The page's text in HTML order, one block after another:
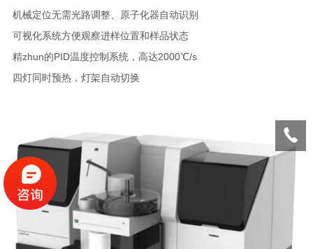
机械定位无需光路调整、原子化器自动识别
可视化系统方便观察进样位置和样品状态
精zhun的PID温度控制系统，高达2000℃/s
四灯同时预热，灯架自动切换